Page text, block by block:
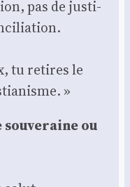
pas de jus­ti­
tu retires le
»
sou­ve­raine ou